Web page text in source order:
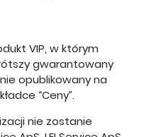
VIP, w którym
gwarantowany
opublikowany na
“Ceny”.
nie zostanie